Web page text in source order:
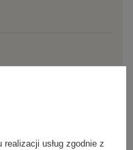
usług zgodnie z